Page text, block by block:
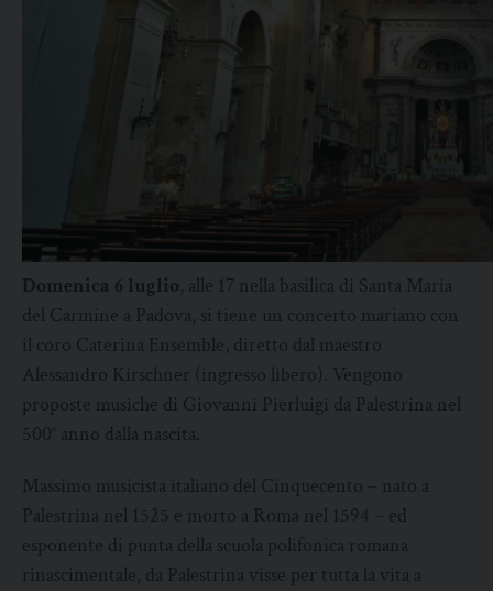
Domenica 6 luglio, alle 17 nella basilica di Santa Maria
del Carmine a Padova, si tiene un concerto mariano con
il coro Caterina Ensemble, diretto dal maestro
Alessandro Kirschner (ingresso libero). Vengono
proposte musiche di Giovanni Pierluigi da Palestrina nel
500° anno dalla nascita.
Massimo musicista italiano del Cinquecento – nato a
Palestrina nel 1525 e morto a Roma nel 1594 – ed
esponente di punta della scuola polifonica romana
rinascimentale, da Palestrina visse per tutta la vita a